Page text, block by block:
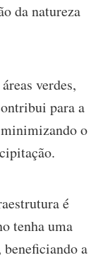
da natureza
verdes,
para a
o
é
tenha uma
a